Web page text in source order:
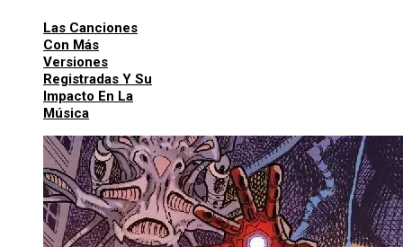
Las Canciones
Con Más
Versiones
Registradas Y Su
Impacto En La
Música